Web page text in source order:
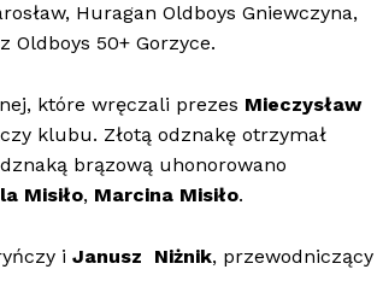
Huragan Oldboys Gniewczyna,
Oldboys 50+ Gorzyce.
które wręczali prezes Mieczysław
klubu. Złotą odznakę otrzymał
brązową uhonorowano
Misiło, Marcina Misiło.
i Janusz Niżnik, przewodniczący